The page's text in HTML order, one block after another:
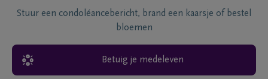
Stuur een condoléancebericht, brand een kaarsje of bestel
bloemen
Betuig je medeleven